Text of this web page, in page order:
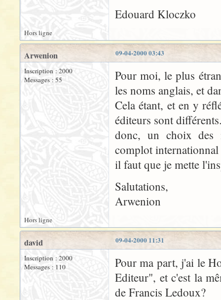
Edouard Kloczko
Hors ligne
09-04-2000 03:43
Arwenion
Inscription : 2000
Messages : 55
Pour moi, le plus
les noms anglais, et
Cela étant, et en y
éditeurs sont
donc, un choix des
complot internationnal
il faut que je mette
Salutations,
Arwenion
Hors ligne
09-04-2000 11:31
david
Inscription : 2000
Messages : 110
Pour ma part, j'ai le
Editeur", et c'est la
de Francis Ledoux?